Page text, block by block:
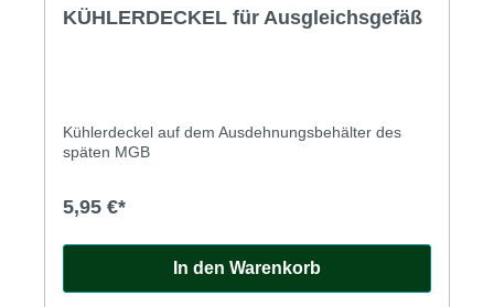
KÜHLERDECKEL für Ausgleichsgefäß
Kühlerdeckel auf dem Ausdehnungsbehälter des
späten MGB
5,95 €*
In den Warenkorb